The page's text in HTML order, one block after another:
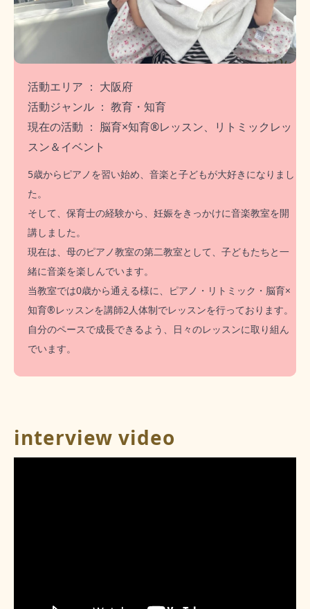
活動エリア ： 大阪府
活動ジャンル ： 教育・知育
現在の活動 ： 脳育×知育®︎レッスン、リトミックレッ
スン＆イベント
5歳からピアノを習い始め、音楽と子どもが大好きになりまし
た。
そして、保育士の経験から、妊娠をきっかけに音楽教室を開
講しました。
現在は、母のピアノ教室の第二教室として、子どもたちと一
緒に音楽を楽しんでいます。
当教室では0歳から通える様に、ピアノ・リトミック・脳育×
知育®︎レッスンを講師2人体制でレッスンを行っております。
自分のペースで成長できるよう、日々のレッスンに取り組ん
でいます。
interview video